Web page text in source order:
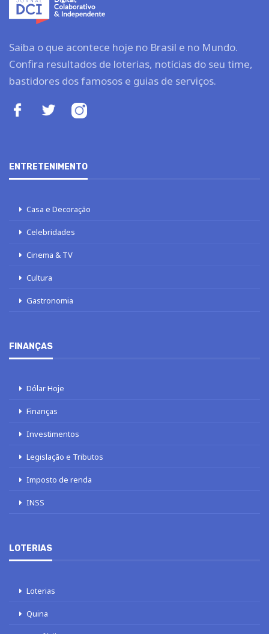
Saiba o que acontece hoje no Brasil e no Mundo.
Confira resultados de loterias, notícias do seu time,
bastidores dos famosos e guias de serviços.
ENTRETENIMENTO
Casa e Decoração
Celebridades
Cinema & TV
Cultura
Gastronomia
FINANÇAS
Dólar Hoje
Finanças
Investimentos
Legislação e Tributos
Imposto de renda
INSS
LOTERIAS
Loterias
Quina